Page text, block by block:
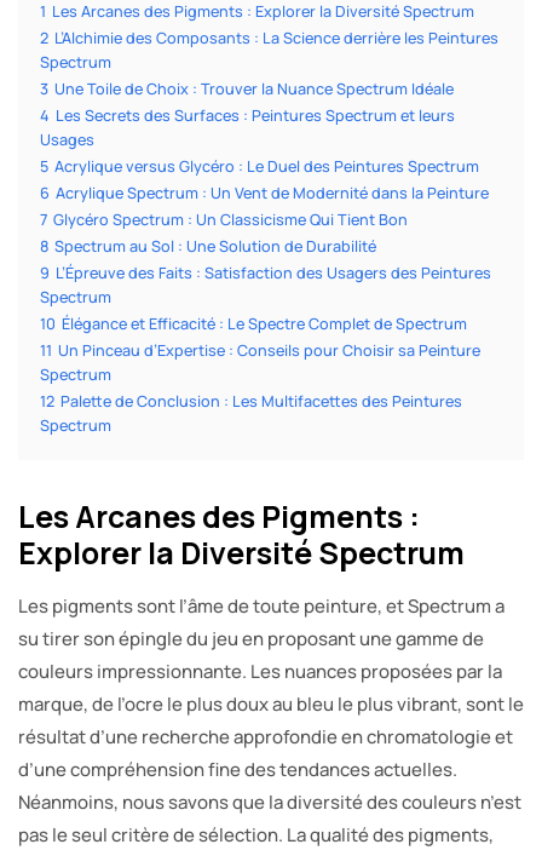
1 Les Arcanes des Pigments : Explorer la Diversité Spectrum
2 L’Alchimie des Composants : La Science derrière les Peintures
Spectrum
3 Une Toile de Choix : Trouver la Nuance Spectrum Idéale
4 Les Secrets des Surfaces : Peintures Spectrum et leurs
Usages
5 Acrylique versus Glycéro : Le Duel des Peintures Spectrum
6 Acrylique Spectrum : Un Vent de Modernité dans la Peinture
7 Glycéro Spectrum : Un Classicisme Qui Tient Bon
8 Spectrum au Sol : Une Solution de Durabilité
9 L’Épreuve des Faits : Satisfaction des Usagers des Peintures
Spectrum
10 Élégance et Efficacité : Le Spectre Complet de Spectrum
11 Un Pinceau d’Expertise : Conseils pour Choisir sa Peinture
Spectrum
12 Palette de Conclusion : Les Multifacettes des Peintures
Spectrum
Les Arcanes des Pigments :
Explorer la Diversité Spectrum
Les pigments sont l’âme de toute peinture, et Spectrum a
su tirer son épingle du jeu en proposant une gamme de
couleurs impressionnante. Les nuances proposées par la
marque, de l’ocre le plus doux au bleu le plus vibrant, sont le
résultat d’une recherche approfondie en chromatologie et
d’une compréhension fine des tendances actuelles.
Néanmoins, nous savons que la diversité des couleurs n’est
pas le seul critère de sélection. La qualité des pigments,